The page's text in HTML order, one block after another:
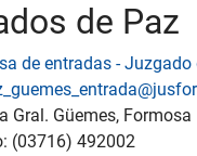
de Paz
de entradas - Juzgado
Gral. Güemes, Formosa
(03716) 492002